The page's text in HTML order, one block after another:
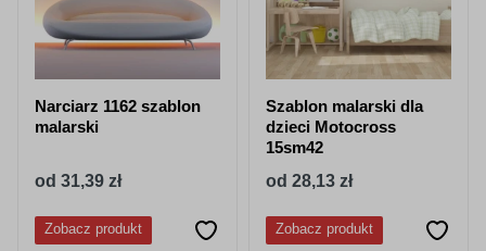
Narciarz 1162 szablon
malarski
od 31,39 zł
Zobacz produkt
Szablon malarski dla
dzieci Motocross
15sm42
od 28,13 zł
Zobacz produkt